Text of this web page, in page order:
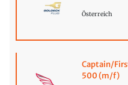
Österreich
Captain/
500 (m/f)